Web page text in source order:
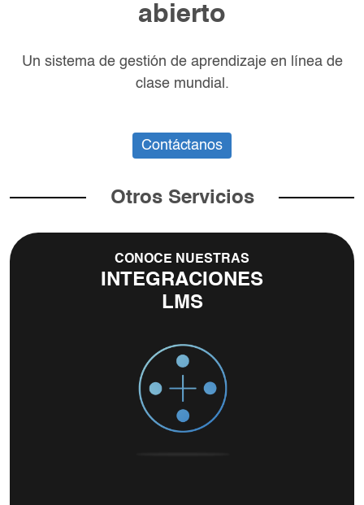
abierto
Un sistema de gestión de aprendizaje en línea de
clase mundial.
Contáctanos
Otros Servicios
CONOCE NUESTRAS
INTEGRACIONES
LMS